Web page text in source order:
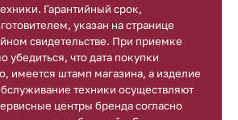
Гарантийный срок,
указан на странице
свидетельстве. При приемке
убедиться, что дата покупки
имеется штамп магазина, а изделие
техники осуществляют
центры бренда согласно